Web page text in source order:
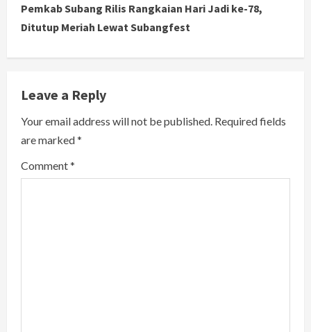
t
u
e
R
Pemkab Subang Rilis Rangkaian Hari Jadi ke-78,
Ditutup Meriah Lewat Subangfest
Leave a Reply
Your email address will not be published. Required fields
are marked*
Comment*